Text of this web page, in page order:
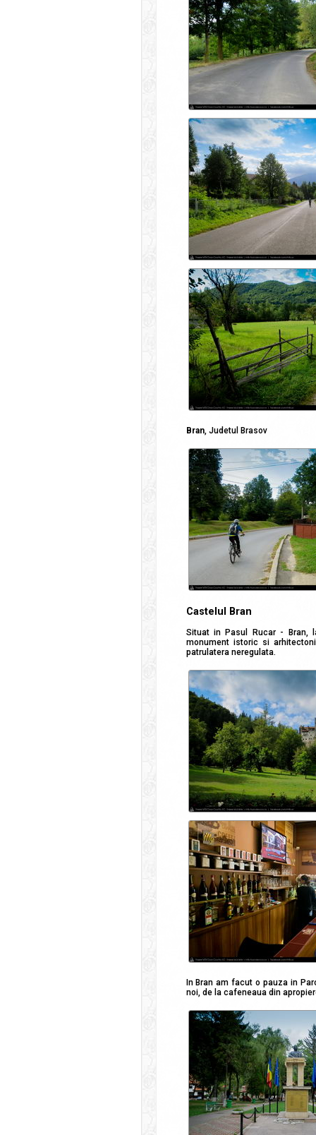
Bran, Judetul Brasov
Castelul Bran
Situat in Pasul Rucar - Bran,
monument istoric si
patrulatera neregulata.
In Bran am facut o pauza in
noi, de la cafeneaua din